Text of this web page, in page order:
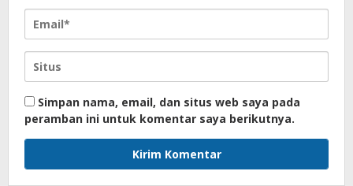
Simpan nama, email, dan situs web saya pada
peramban ini untuk komentar saya berikutnya.